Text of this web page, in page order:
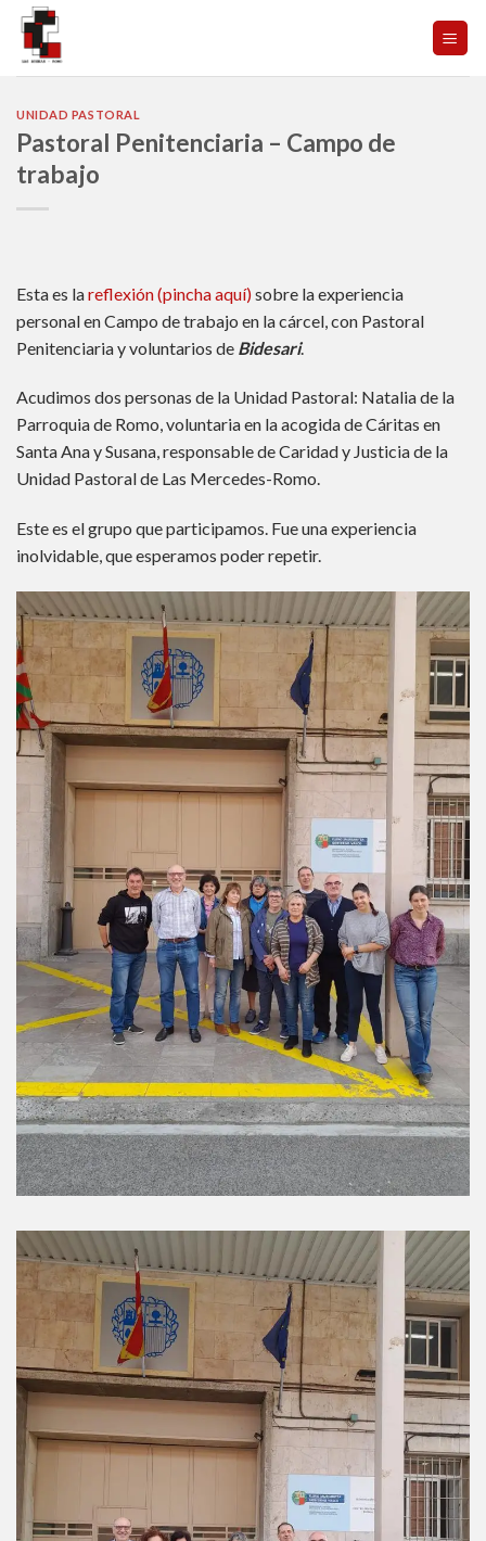
Skip
content
UNIDAD PASTORAL
Pastoral Penitenciaria – Campo de
trabajo
Esta es lareflexión (pincha aquí)sobre la experiencia
personal en Campo de trabajo en la cárcel, con Pastoral
Penitenciaria y voluntarios de Bidesari.
Acudimos dos personas de la Unidad Pastoral: Natalia de la
Parroquia de Romo, voluntaria en la acogida de Cáritas en
Santa Ana y Susana, responsable de Caridad y Justicia de la
Unidad Pastoral de Las Mercedes-Romo.
Este es el grupo que participamos. Fue una experiencia
inolvidable, que esperamos poder repetir.